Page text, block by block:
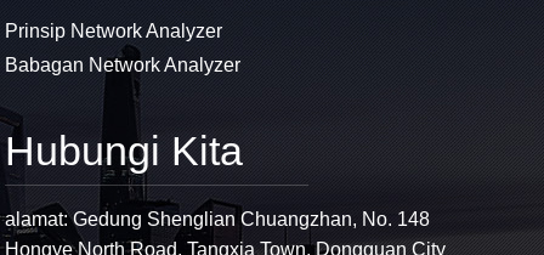
Prinsip Network Analyzer
Babagan Network Analyzer
Hubungi Kita
alamat: Gedung Shenglian Chuangzhan, No. 148
Hongye North Road, Tangxia Town, Dongguan City